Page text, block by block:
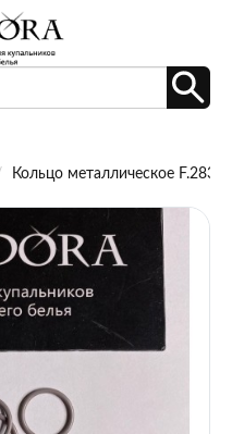
Кольцо металлическое